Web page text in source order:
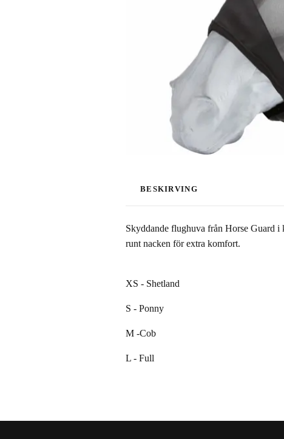
BESKIRVING
Skyddande flughuva från Horse Guard
runt nacken för extra komfort.
XS - Shetland
S - Ponny
M -Cob
L - Full